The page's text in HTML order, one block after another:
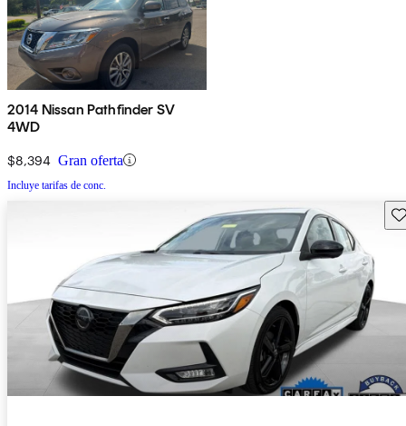
2014 Nissan Pathfinder SV
4WD
$8,394 Gran oferta
Incluye tarifas de conc.